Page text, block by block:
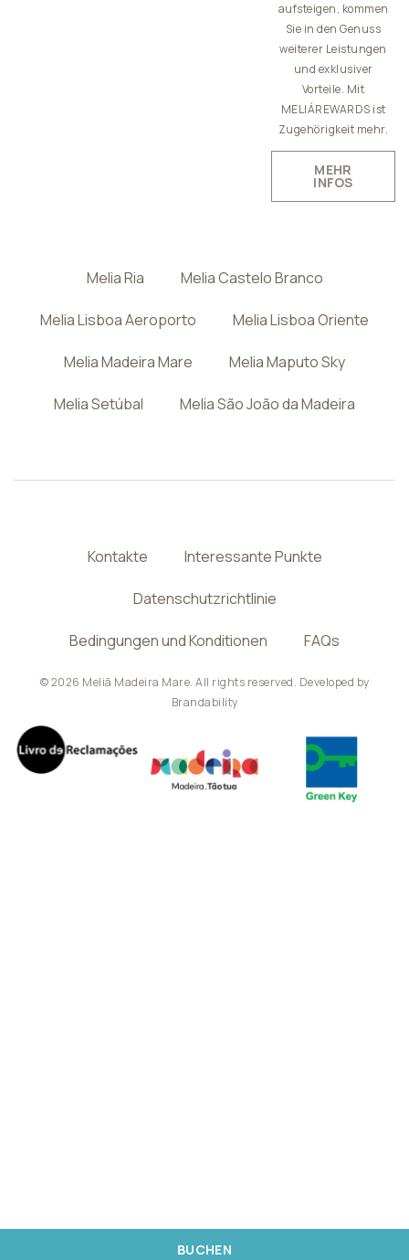
aufsteigen, kommen
Sie in den Genuss
weiterer Leistungen
und exklusiver
Vorteile. Mit
MELIÁREWARDS ist
Zugehörigkeit mehr.
MEHR
INFOS
Melia Ria Melia Castelo Branco
Melia Lisboa Aeroporto Melia Lisboa Oriente
Melia Madeira Mare Melia Maputo Sky
Melia Setúbal Melia São João da Madeira
Kontakte Interessante Punkte
Datenschutzrichtlinie
Bedingungen und Konditionen FAQs
© 2026 Meliã Madeira Mare. All rights reserved. Developed by
Brandability
BUCHEN